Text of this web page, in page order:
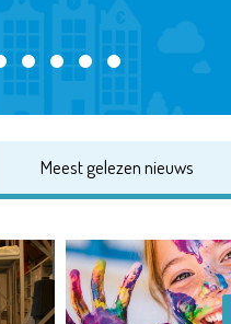
Meest gelezen nieuws